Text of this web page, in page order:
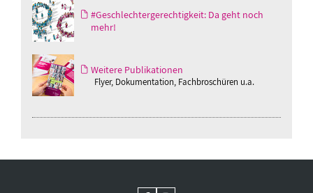
#Geschlechtergerechtigkeit: Da geht noch
mehr!
Weitere Publikationen
Flyer, Dokumentation, Fachbroschüren u.a.